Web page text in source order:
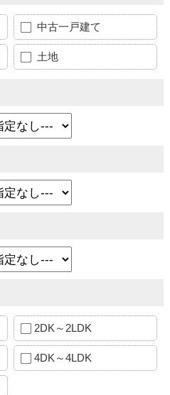
中古一戸建て
土地
2DK～2LDK
4DK～4LDK